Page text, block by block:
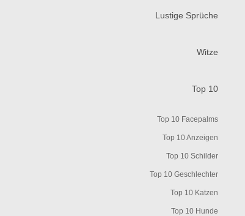
Lustige Sprüche
Witze
Top 10
Top 10 Facepalms
Top 10 Anzeigen
Top 10 Schilder
Top 10 Geschlechter
Top 10 Katzen
Top 10 Hunde